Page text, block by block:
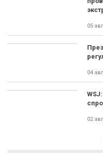
05
04
02